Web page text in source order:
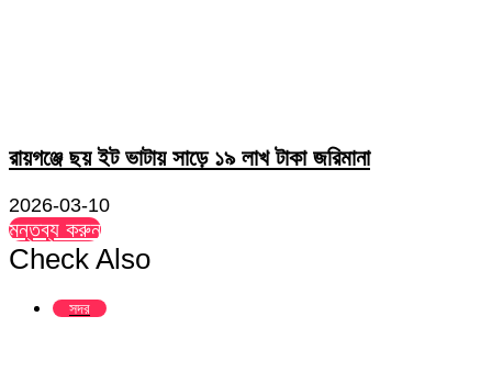
রায়গঞ্জে ছয় ইট ভাটায় সাড়ে ১৯ লাখ টাকা জরিমানা
2026-03-10
মন্তব্য করুন
Check Also
সদর